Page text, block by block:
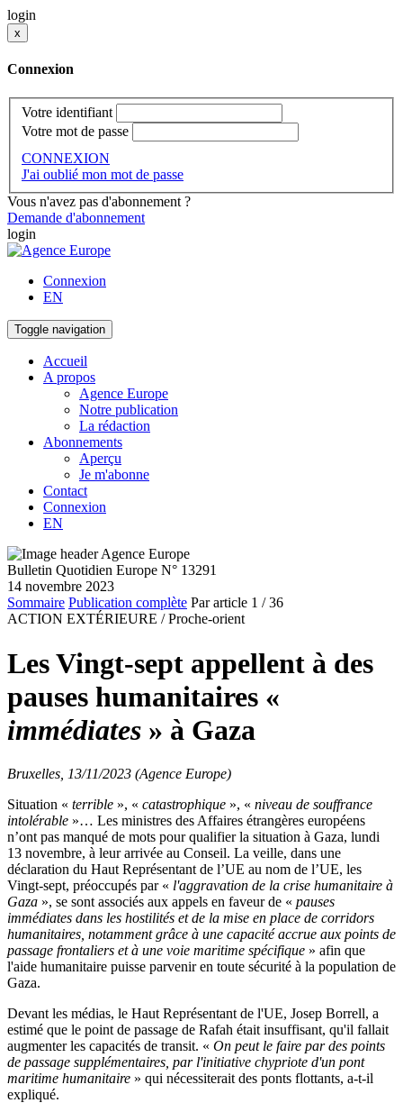
login
x
Connexion
Votre identifiant
Votre mot de passe
CONNEXION
J'ai oublié mon mot de passe
Vous n'avez pas d'abonnement ?
Demande d'abonnement
login
Connexion
EN
Toggle navigation
Accueil
A propos
Agence Europe
Notre publication
La rédaction
Abonnements
Aperçu
Je m'abonne
Contact
Connexion
EN
Bulletin Quotidien Europe N° 13291
14 novembre 2023
Sommaire Publication complète Par article 1 / 36
ACTION EXTÉRIEURE / Proche-orient
Les Vingt-sept appellent à des
pauses humanitaires «
immédiates » à Gaza
Bruxelles, 13/11/2023 (Agence Europe)
Situation « terrible », « catastrophique », « niveau de souffrance
intolérable »… Les ministres des Affaires étrangères européens
n’ont pas manqué de mots pour qualifier la situation à Gaza, lundi
13 novembre, à leur arrivée au Conseil. La veille, dans une
déclaration du Haut Représentant de l’UE au nom de l’UE, les
Vingt-sept, préoccupés par « l'aggravation de la crise humanitaire à
Gaza », se sont associés aux appels en faveur de « pauses
immédiates dans les hostilités et de la mise en place de corridors
humanitaires, notamment grâce à une capacité accrue aux points de
passage frontaliers et à une voie maritime spécifique » afin que
l'aide humanitaire puisse parvenir en toute sécurité à la population de
Gaza.
Devant les médias, le Haut Représentant de l'UE, Josep Borrell, a
estimé que le point de passage de Rafah était insuffisant, qu'il fallait
augmenter les capacités de transit. « On peut le faire par des points
de passage supplémentaires, par l'initiative chypriote d'un pont
maritime humanitaire » qui nécessiterait des ponts flottants, a-t-il
expliqué.